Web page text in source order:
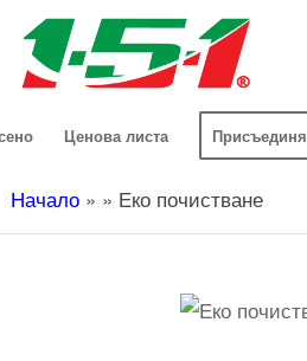
Ценова листа
Начало» » Еко почистване